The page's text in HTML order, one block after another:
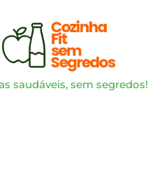
saudáveis, sem segredos!